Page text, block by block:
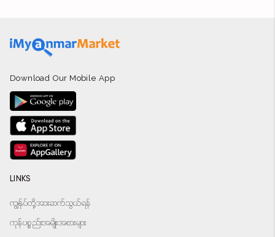
Download Our Mobile App
LINKS
ကျွန်ုပ်တို့အားဆက်သွယ်ရန်
ကုန်ပစ္စည်းအမျိုးအစားများ